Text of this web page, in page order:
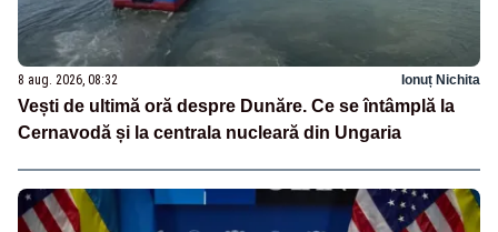
8 aug. 2026, 08:32 Ionuț Nichita
Vești de ultimă oră despre Dunăre. Ce se întâmplă la
Cernavodă și la centrala nucleară din Ungaria